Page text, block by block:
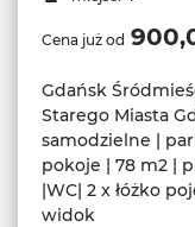
Cena już od
Gdańsk
Starego Miasta
samodzielne |
pokoje | 78 m2 |
|WC| 2 x łóżko
widok